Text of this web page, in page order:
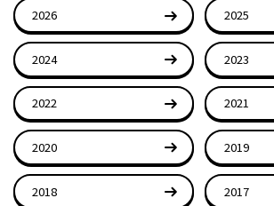
2026 2025
2024 2023
2022 2021
2020 2019
2018 2017